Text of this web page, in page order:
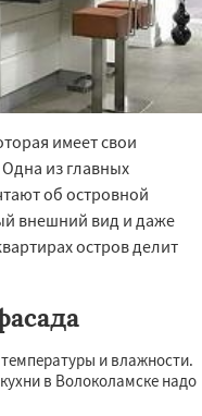
имеет свои
из главных
об островной
внешний вид и даже
остров делит
и влажности.
в Волоколамске надо